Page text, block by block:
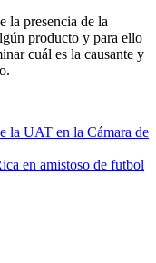
la presencia de la
producto y para ello
cuál es la causante y
la UAT en la Cámara de
en amistoso de futbol